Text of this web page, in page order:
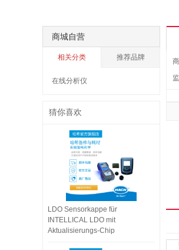
商城自营
相关分类 推荐品牌
在线分析仪
猜你喜欢
LDO Sensorkappe für
INTELLICAL LDO mit
Aktualisierungs-Chip